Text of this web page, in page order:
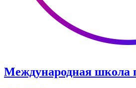
Международная школа